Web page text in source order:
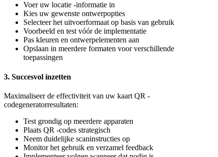
Voer uw locatie -informatie in
Kies uw gewenste ontwerpopties
Selecteer het uitvoerformaat op basis van gebruik
Voorbeeld en test vóór de implementatie
Pas kleuren en ontwerpelementen aan
Opslaan in meerdere formaten voor verschillende
toepassingen
3. Succesvol inzetten
Maximaliseer de effectiviteit van uw kaart QR -
codegeneratorresultaten:
Test grondig op meerdere apparaten
Plaats QR -codes strategisch
Neem duidelijke scaninstructies op
Monitor het gebruik en verzamel feedback